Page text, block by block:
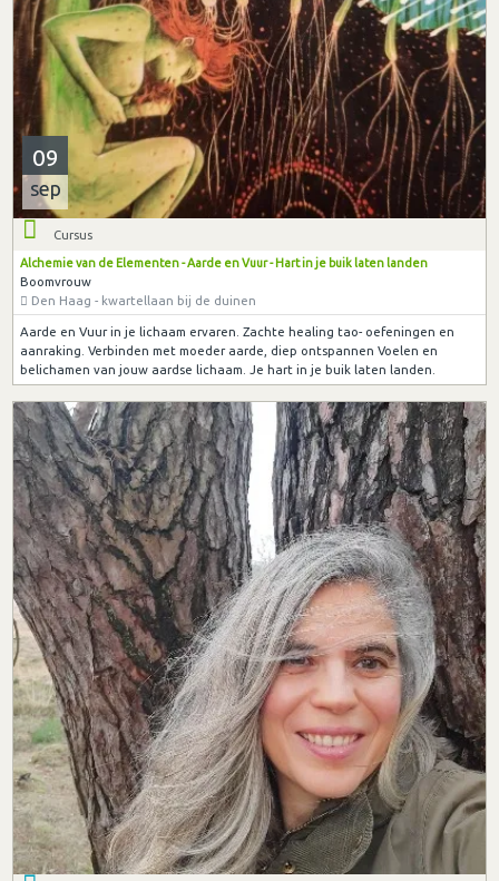
09
sep
Cursus
Alchemie van de Elementen - Aarde en Vuur - Hart in je buik laten landen
Boomvrouw
Den Haag - kwartellaan bij de duinen
Aarde en Vuur in je lichaam ervaren. Zachte healing tao- oefeningen en
aanraking. Verbinden met moeder aarde, diep ontspannen Voelen en
belichamen van jouw aardse lichaam. Je hart in je buik laten landen.